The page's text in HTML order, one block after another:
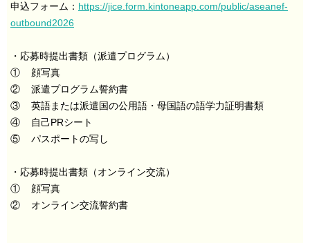
申込フォーム： https://jice.form.kintoneapp.com/public/aseanef-
outbound2026
・応募時提出書類（派遣プログラム）
① 顔写真
② 派遣プログラム誓約書
③ 英語または派遣国の公用語・母国語の語学力証明書類
④ 自己PRシート
⑤ パスポートの写し
・応募時提出書類（オンライン交流）
① 顔写真
② オンライン交流誓約書